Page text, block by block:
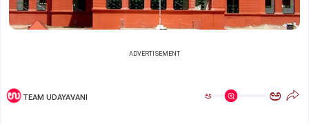
ADVERTISEMENT
TEAM UDAYAVANI ಅ ಅ